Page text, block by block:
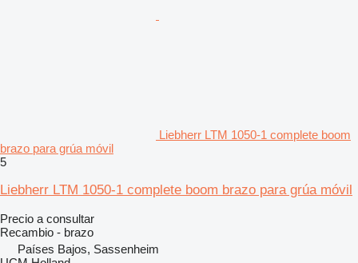
Liebherr LTM 1050-1 complete boom
brazo para grúa móvil
5
Liebherr LTM 1050-1 complete boom brazo para grúa móvil
Precio a consultar
Recambio - brazo
Países Bajos, Sassenheim